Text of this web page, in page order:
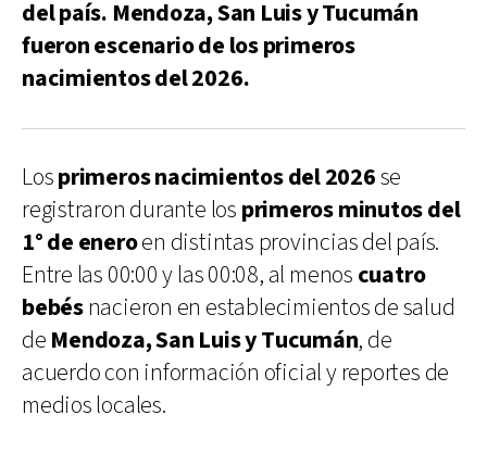
del país. Mendoza, San Luis y Tucumán
fueron escenario de los primeros
nacimientos del 2026.
Losprimeros nacimientos del 2026se
registraron durante los primeros minutos del
1° de eneroen distintas provincias del país.
Entre las 00:00 y las 00:08, al menos cuatro
bebésnacieron en establecimientos de salud
de Mendoza, San Luis y Tucumán, de
acuerdo con información oficial y reportes de
medios locales.